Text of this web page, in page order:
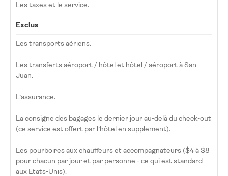
Les taxes et le service.
Exclus
Les transports aériens.
Les transferts aéroport / hôtel et hôtel / aéroport à San
Juan.
L’assurance.
La consigne des bagages le dernier jour au-delà du check-out
(ce service est offert par l’hôtel en supplement).
Les pourboires aux chauffeurs et accompagnateurs ($4 à $8
pour chacun par jour et par personne - ce qui est standard
aux Etats-Unis).